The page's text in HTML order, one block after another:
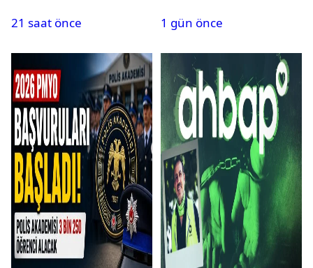
21 saat önce
1 gün önce